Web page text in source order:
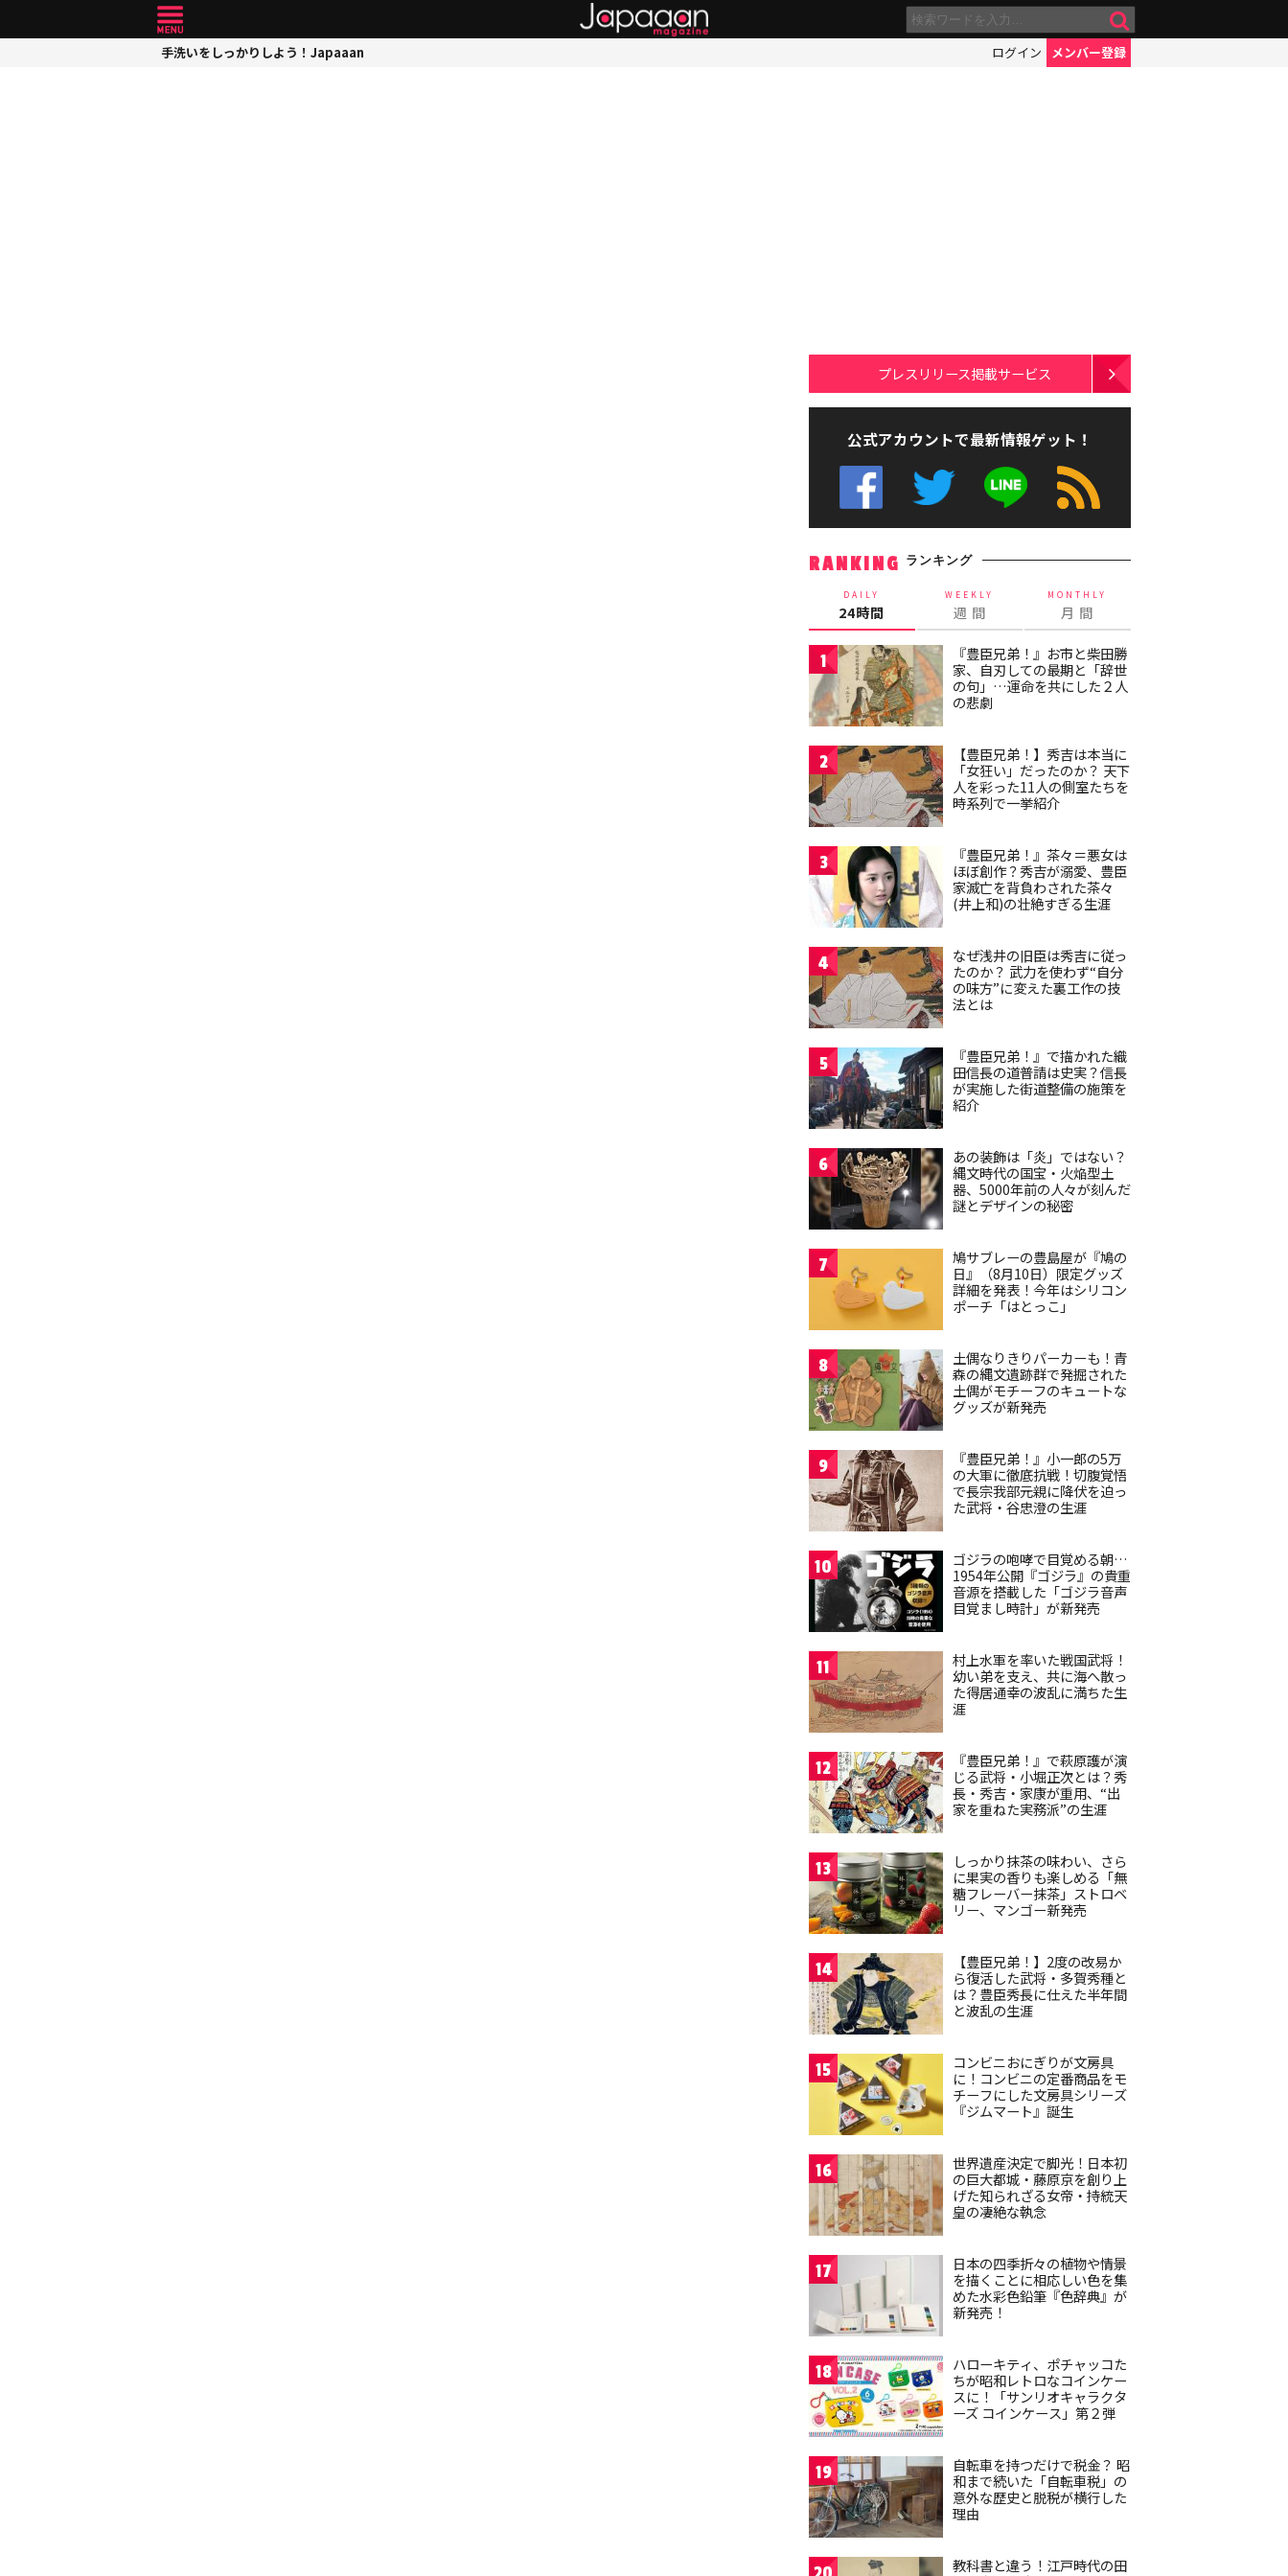
手洗いをしっかりしよう！Japaaan ログイン メンバー登録
プレスリリース掲載サービス
公式アカウントで最新情報ゲット！
RANKING ランキング
DAILY
24時間
WEEKLY
週 間
MONTHLY
月 間
1
『豊臣兄弟！』お市と柴田勝
家、自刃しての最期と「辞世
の句」…運命を共にした２人
の悲劇
2
【豊臣兄弟！】秀吉は本当に
「女狂い」だったのか？ 天下
人を彩った11人の側室たちを
時系列で一挙紹介
3
『豊臣兄弟！』茶々＝悪女は
ほぼ創作？秀吉が溺愛、豊臣
家滅亡を背負わされた茶々
(井上和)の壮絶すぎる生涯
4
なぜ浅井の旧臣は秀吉に従っ
たのか？ 武力を使わず“自分
の味方”に変えた裏工作の技
法とは
5
『豊臣兄弟！』で描かれた織
田信長の道普請は史実？信長
が実施した街道整備の施策を
紹介
6
あの装飾は「炎」ではない？
縄文時代の国宝・火焔型土
器、5000年前の人々が刻んだ
謎とデザインの秘密
7
鳩サブレーの豊島屋が『鳩の
日』（8月10日）限定グッズ
詳細を発表！今年はシリコン
ポーチ「はとっこ」
8
土偶なりきりパーカーも！青
森の縄文遺跡群で発掘された
土偶がモチーフのキュートな
グッズが新発売
9
『豊臣兄弟！』小一郎の5万
の大軍に徹底抗戦！切腹覚悟
で長宗我部元親に降伏を迫っ
た武将・谷忠澄の生涯
10
ゴジラの咆哮で目覚める朝…
1954年公開『ゴジラ』の貴重
音源を搭載した「ゴジラ音声
目覚まし時計」が新発売
11
村上水軍を率いた戦国武将！
幼い弟を支え、共に海へ散っ
た得居通幸の波乱に満ちた生
涯
12
『豊臣兄弟！』で萩原護が演
じる武将・小堀正次とは？秀
長・秀吉・家康が重用、“出
家を重ねた実務派”の生涯
13
しっかり抹茶の味わい、さら
に果実の香りも楽しめる「無
糖フレーバー抹茶」ストロベ
リー、マンゴー新発売
14
【豊臣兄弟！】2度の改易か
ら復活した武将・多賀秀種と
は？豊臣秀長に仕えた半年間
と波乱の生涯
15
コンビニおにぎりが文房具
に！コンビニの定番商品をモ
チーフにした文房具シリーズ
『ジムマート』誕生
16
世界遺産決定で脚光！日本初
の巨大都城・藤原京を創り上
げた知られざる女帝・持統天
皇の凄絶な執念
17
日本の四季折々の植物や情景
を描くことに相応しい色を集
めた水彩色鉛筆『色辞典』が
新発売！
18
ハローキティ、ポチャッコた
ちが昭和レトロなコインケー
スに！「サンリオキャラクタ
ーズ コインケース」第２弾
19
自転車を持つだけで税金？ 昭
和まで続いた「自転車税」の
意外な歴史と脱税が横行した
理由
教科書と違う！江戸時代の田